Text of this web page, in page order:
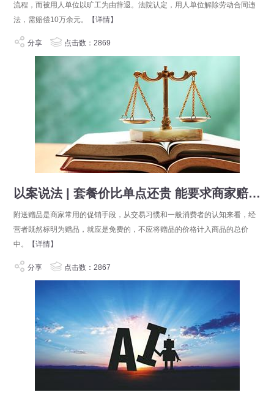
流程，而被用人单位以旷工为由辞退。法院认定，用人单位解除劳动合同违
法，需赔偿10万余元。
【详情】
分享 点击数：2869
以案说法 | 套餐价比单点还贵 能要求商家赔偿吗
附送赠品是商家常用的促销手段，从交易习惯和一般消费者的认知来看，经
营者既然标明为赠品，就应是免费的，不应将赠品的价格计入商品的总价
中。
【详情】
分享 点击数：2867